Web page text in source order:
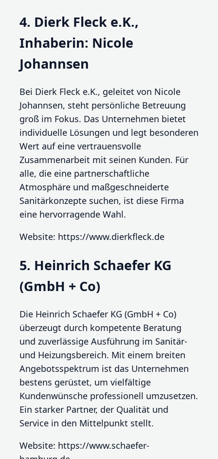
4. Dierk Fleck e.K.,
Inhaberin: Nicole
Johannsen
Bei Dierk Fleck e.K., geleitet von Nicole
Johannsen, steht persönliche Betreuung
groß im Fokus. Das Unternehmen bietet
individuelle Lösungen und legt besonderen
Wert auf eine vertrauensvolle
Zusammenarbeit mit seinen Kunden. Für
alle, die eine partnerschaftliche
Atmosphäre und maßgeschneiderte
Sanitärkonzepte suchen, ist diese Firma
eine hervorragende Wahl.
Website: https://www.dierkfleck.de
5. Heinrich Schaefer KG
(GmbH + Co)
Die Heinrich Schaefer KG (GmbH + Co)
überzeugt durch kompetente Beratung
und zuverlässige Ausführung im Sanitär-
und Heizungsbereich. Mit einem breiten
Angebotsspektrum ist das Unternehmen
bestens gerüstet, um vielfältige
Kundenwünsche professionell umzusetzen.
Ein starker Partner, der Qualität und
Service in den Mittelpunkt stellt.
Website: https://www.schaefer-